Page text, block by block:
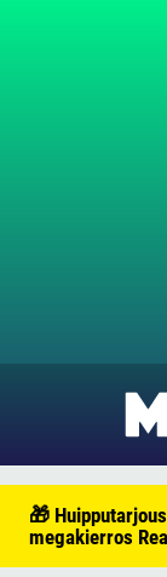
🎁
megakierros